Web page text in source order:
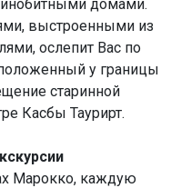
домами.
выстроенными из
ослепит Вас по
у границы
старинной
Касбы Таурирт.
Марокко, каждую